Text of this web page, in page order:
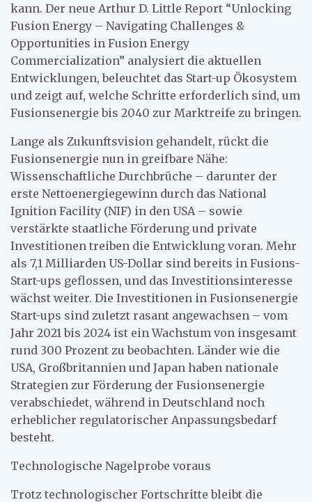
kann. Der neue Arthur D. Little Report “Unlocking
Fusion Energy – Navigating Challenges &
Opportunities in Fusion Energy
Commercialization” analysiert die aktuellen
Entwicklungen, beleuchtet das Start-up Ökosystem
und zeigt auf, welche Schritte erforderlich sind, um
Fusionsenergie bis 2040 zur Marktreife zu bringen.
Lange als Zukunftsvision gehandelt, rückt die
Fusionsenergie nun in greifbare Nähe:
Wissenschaftliche Durchbrüche – darunter der
erste Nettoenergiegewinn durch das National
Ignition Facility (NIF) in den USA – sowie
verstärkte staatliche Förderung und private
Investitionen treiben die Entwicklung voran. Mehr
als 7,1 Milliarden US-Dollar sind bereits in Fusions-
Start-ups geflossen, und das Investitionsinteresse
wächst weiter. Die Investitionen in Fusionsenergie
Start-ups sind zuletzt rasant angewachsen – vom
Jahr 2021 bis 2024 ist ein Wachstum von insgesamt
rund 300 Prozent zu beobachten. Länder wie die
USA, Großbritannien und Japan haben nationale
Strategien zur Förderung der Fusionsenergie
verabschiedet, während in Deutschland noch
erheblicher regulatorischer Anpassungsbedarf
besteht.
Technologische Nagelprobe voraus
Trotz technologischer Fortschritte bleibt die